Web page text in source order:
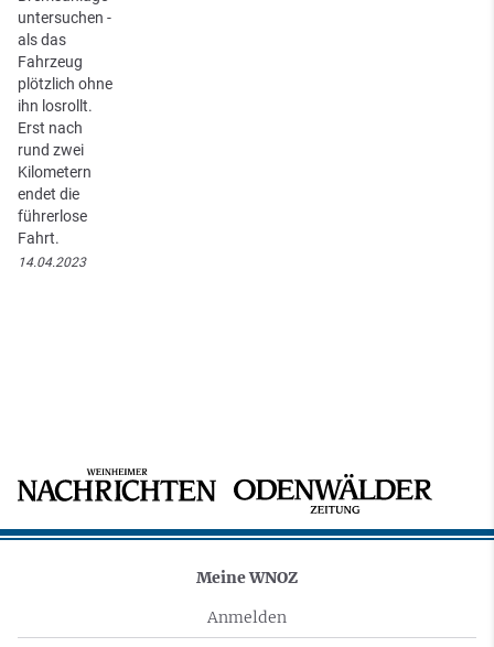
untersuchen -
als das
Fahrzeug
plötzlich ohne
ihn losrollt.
Erst nach
rund zwei
Kilometern
endet die
führerlose
Fahrt.
14.04.2023
Meine WNOZ
Anmelden